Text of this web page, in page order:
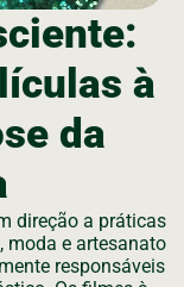
à
da
direção a práticas
moda e artesanato
responsáveis